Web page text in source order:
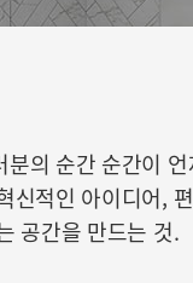
의 순간 순간이
신적인 아이디어,
공간을 만드는 것.